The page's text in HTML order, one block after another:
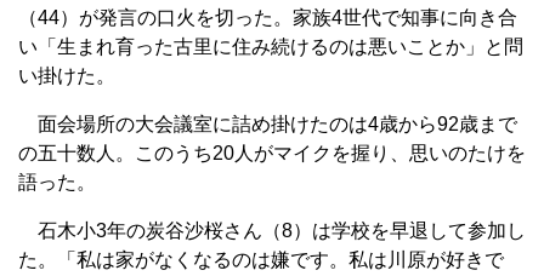
（44）が発言の口火を切った。家族4世代で知事に向き合
い「生まれ育った古里に住み続けるのは悪いことか」と問
い掛けた。
面会場所の大会議室に詰め掛けたのは4歳から92歳まで
の五十数人。このうち20人がマイクを握り、思いのたけを
語った。
石木小3年の炭谷沙桜さん（8）は学校を早退して参加し
た。「私は家がなくなるのは嫌です。私は川原が好きで